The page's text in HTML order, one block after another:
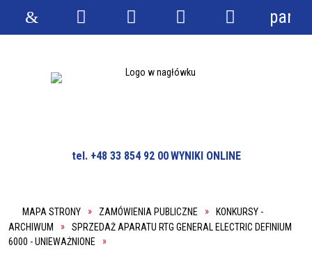
tel. +48 33 854 92 00WYNIKI ONLINE
MAPA STRONY ZAMÓWIENIA PUBLICZNE
KONKURSY -
ARCHIWUM
SPRZEDAŻ APARATU RTG GENERAL ELECTRIC DEFINIUM
6000 - UNIEWAŻNIONE
StronaWyszukiwarka
Narzędzia
Menu Menu
panel